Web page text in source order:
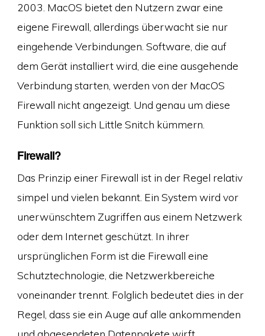
2003. MacOS bietet den Nutzern zwar eine
eigene Firewall, allerdings überwacht sie nur
eingehende Verbindungen. Software, die auf
dem Gerät installiert wird, die eine ausgehende
Verbindung starten, werden von der MacOS
Firewall nicht angezeigt. Und genau um diese
Funktion soll sich Little Snitch kümmern.
Firewall?
Das Prinzip einer Firewall ist in der Regel relativ
simpel und vielen bekannt. Ein System wird vor
unerwünschtem Zugriffen aus einem Netzwerk
oder dem Internet geschützt. In ihrer
ursprünglichen Form ist die Firewall eine
Schutztechnologie, die Netzwerkbereiche
voneinander trennt. Folglich bedeutet dies in der
Regel, dass sie ein Auge auf alle ankommenden